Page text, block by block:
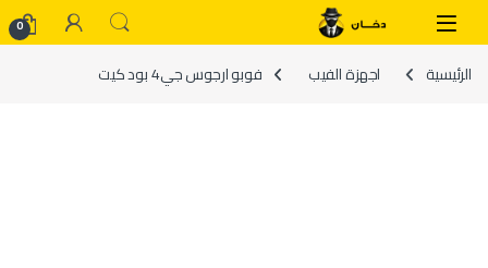
Skip to navigation
Skip to content
0
الرئيسية اجهزة الفيب فوبو ارجوس جي4 بود كيت